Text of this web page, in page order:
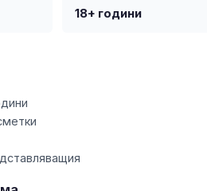
18+ години